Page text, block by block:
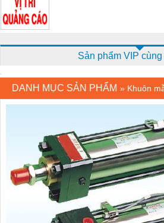
Sản phẩm VIP
DANH MỤC SẢN PHẨM » Khuôn